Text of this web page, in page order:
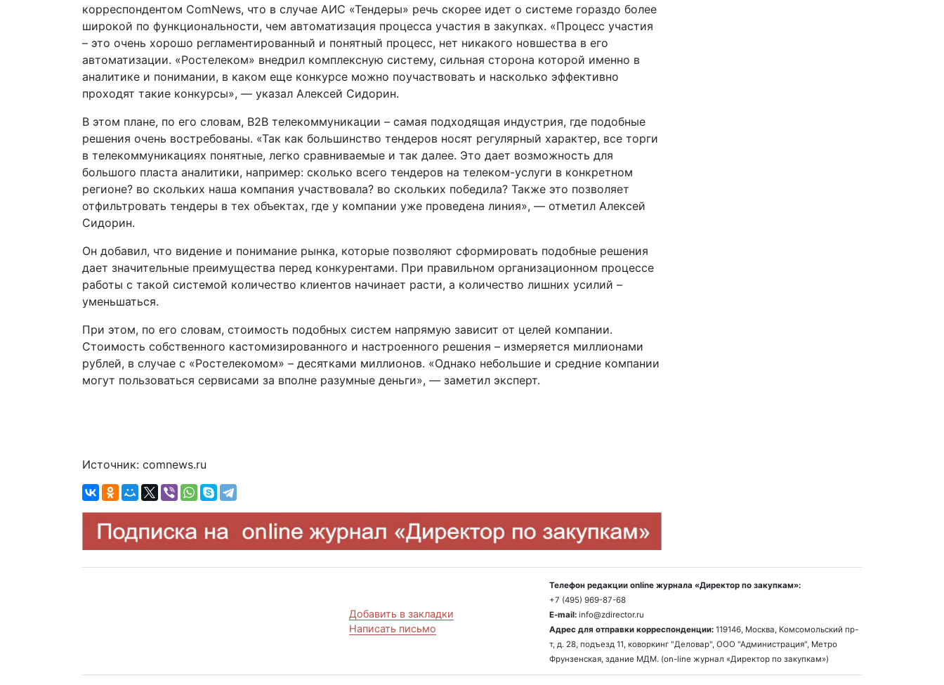
корреспондентом ComNews, что в случае АИС «Тендеры» речь скорее идет о системе гораздо более
широкой по функциональности, чем автоматизация процесса участия в закупках. «Процесс участия
– это очень хорошо регламентированный и понятный процесс, нет никакого новшества в его
автоматизации. «Ростелеком» внедрил комплексную систему, сильная сторона которой именно в
аналитике и понимании, в каком еще конкурсе можно поучаствовать и насколько эффективно
проходят такие конкурсы», — указал Алексей Сидорин.
В этом плане, по его словам, В2В телекоммуникации – самая подходящая индустрия, где подобные
решения очень востребованы. «Так как большинство тендеров носят регулярный характер, все торги
в телекоммуникациях понятные, легко сравниваемые и так далее. Это дает возможность для
большого пласта аналитики, например: сколько всего тендеров на телеком-услуги в конкретном
регионе? во скольких наша компания участвовала? во скольких победила? Также это позволяет
отфильтровать тендеры в тех объектах, где у компании уже проведена линия», — отметил Алексей
Сидорин.
Он добавил, что видение и понимание рынка, которые позволяют сформировать подобные решения
дает значительные преимущества перед конкурентами. При правильном организационном процессе
работы с такой системой количество клиентов начинает расти, а количество лишних усилий –
уменьшаться.
При этом, по его словам, стоимость подобных систем напрямую зависит от целей компании.
Стоимость собственного кастомизированного и настроенного решения – измеряется миллионами
рублей, в случае с «Ростелекомом» – десятками миллионов. «Однако небольшие и средние компании
могут пользоваться сервисами за вполне разумные деньги», — заметил эксперт.
Источник: comnews.ru
Добавить в закладки
Написать письмо
Телефон редакции online журнала «Директор по закупкам»:
+7 (495) 969-87-68
E-mail: info@zdirector.ru
Адрес для отправки корреспонденции: 119146, Москва, Комсомольский пр-
т, д. 28, подъезд 11, коворкинг "Деловар", ООО "Администрация", Метро
Фрунзенская, здание МДМ. (on-line журнал «Директор по закупкам»)